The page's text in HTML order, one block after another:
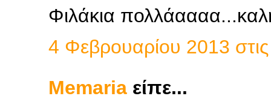
Φιλάκια
4 Φεβρουαρίου 2013
Memaria είπε...